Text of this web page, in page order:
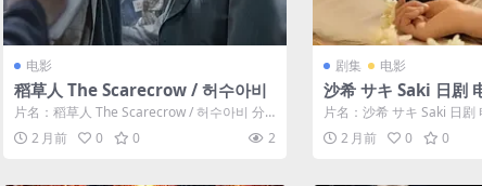
电影
稻草人 The Scarecrow / 허수아비
片名：稻草人 The Scarecrow / 허수아비 分
类：电影 详情介绍 《...
2 月前 0 0 2
剧集 电影
沙希 サキ Saki 日剧
片名：沙希 サキ Saki 日剧
类：电影 详情介绍 《沙希...
2 月前 0 0